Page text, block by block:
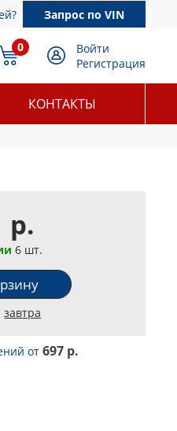
Запрос по VIN
0
Войти
Регистрация
КОНТАКТЫ
р.
6 шт.
завтра
от 697 р.